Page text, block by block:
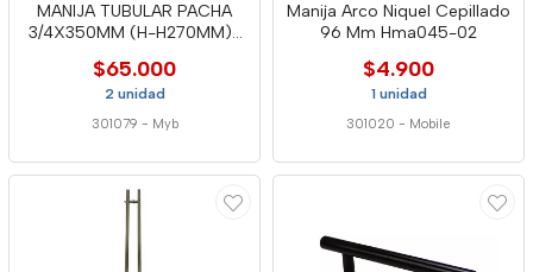
MANIJA TUBULAR PACHA
3/4X350MM (H-H270MM)-
$65.000
2 unidad
301079 - Myb
Manija Arco Niquel Cepillado
96 Mm Hma045-02
$4.900
1 unidad
301020 - Mobile